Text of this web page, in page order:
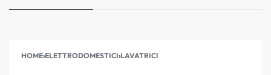
HOME›ELETTRODOMESTICI›LAVATRICI